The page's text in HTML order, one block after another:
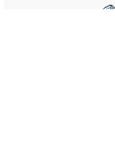
🎨